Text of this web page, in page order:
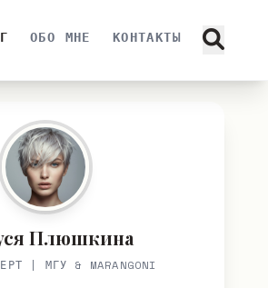
ОБО МНЕ КОНТАКТЫ
Плюшкина
| МГУ & MARANGONI